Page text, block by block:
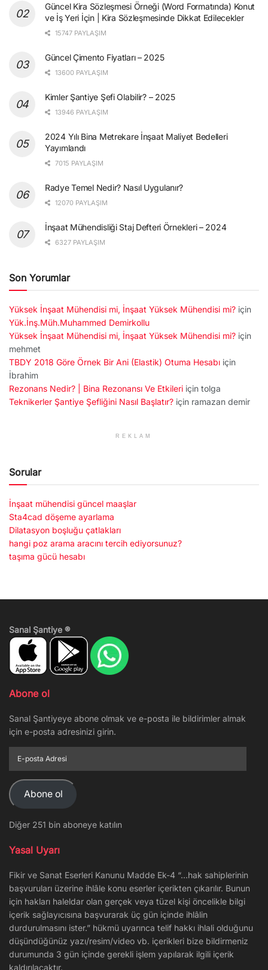
Güncel Kira Sözleşmesi Örneği (Word Formatında) Konut
ve İş Yeri İçin | Kira Sözleşmesinde Dikkat Edilecekler
15747 PAYLAŞIM
Güncel Çimento Fiyatları – 2025
13600 PAYLAŞIM
Kimler Şantiye Şefi Olabilir? – 2025
13946 PAYLAŞIM
2024 Yılı Bina Metrekare İnşaat Maliyet Bedelleri
Yayımlandı
7015 PAYLAŞIM
Radye Temel Nedir? Nasıl Uygulanır?
12070 PAYLAŞIM
İnşaat Mühendisliği Staj Defteri Örnekleri – 2024
6327 PAYLAŞIM
Son Yorumlar
Yüksek İnşaat Mühendisi mi, İnşaat Yüksek Mühendisi mi? için
Yük.İnş.Müh.Muhammed Demirkollu
Yüksek İnşaat Mühendisi mi, İnşaat Yüksek Mühendisi mi? için
mehmet
TBDY 2018 Göre Örnek Bir Ani (Elastik) Otuma Hesabı için
İbrahim
Rezonans Nedir? | Bina Rezonansı Ve Etkileri için tolga
Teknikerler Şantiye Şefliğini Nasıl Başlatır? için ramazan demir
REKLAM
Sorular
İnşaat mühendisi güncel maaşlar
Sta4cad döşeme ayarlama
Dilatasyon boşluğu çatlakları
hangi poz arama aracını tercih ediyorsunuz?
taşıma gücü hesabı
Sanal Şantiye ®
Abone ol
Sanal Şantiyeye abone olmak ve e-posta ile bildirimler almak
için e-posta adresinizi girin.
posta
Adresi
Abone ol
Diğer 251 bin aboneye katılın
Yasal Uyarı
Fikir ve Sanat Eserleri Kanunu Madde Ek-4 “…hak sahiplerinin
başvuruları üzerine ihlâle konu eserler içerikten çıkarılır. Bunun
için hakları haleldar olan gerçek veya tüzel kişi öncelikle bilgi
içerik sağlayıcısına başvurarak üç gün içinde ihlâlin
durdurulmasını ister.” hükmü uyarınca telif hakkı ihlali olduğunu
düşündüğünüz yazı/resim/video vb. içerikleri bize bildirmeniz
durumunda 3 gün içinde gerekli işlem yapılarak ilgili içerik
kaldırılacaktır.